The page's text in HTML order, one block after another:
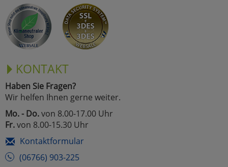
KONTAKT
Haben Sie Fragen?
Wir helfen Ihnen gerne weiter.
Mo. - Do.von 8.00-17.00 Uhr
Fr.von 8.00-15.30 Uhr
Kontaktformular
(06766) 903-225